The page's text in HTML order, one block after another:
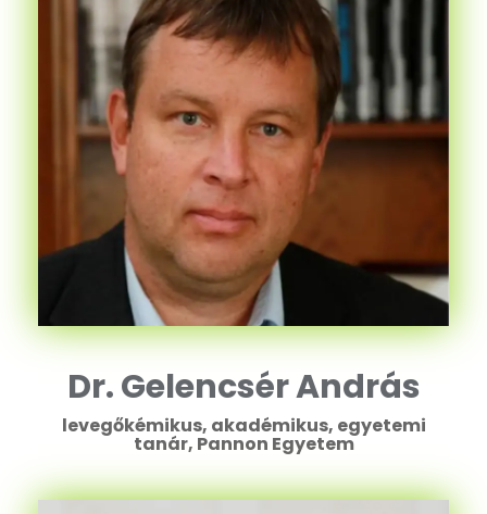
Dr. Gelencsér András
levegőkémikus, akadémikus, egyetemi
tanár, Pannon Egyetem